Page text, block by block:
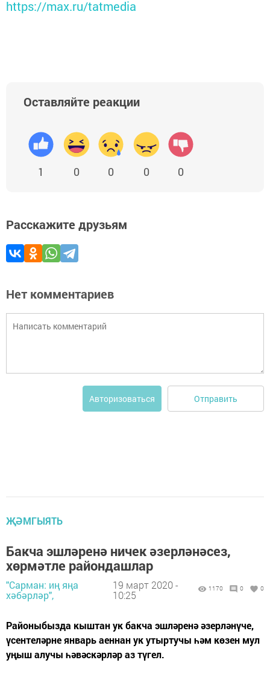
https://max.ru/tatmedia
Оставляйте реакции
1 0 0 0 0
Расскажите друзьям
Нет комментариев
Авторизоваться Отправить
ҖӘМГЫЯТЬ
Бакча эшләренә ничек әзерләнәсез,
хөрмәтле райондашлар
"Сарман: иң яңа
хәбәрләр",
19 март 2020 -
10:25
1170 0 0
Районыбызда кыштан ук бакча эшләренә әзерләнүче,
үсентеләрне январь аеннан ук утыртучы һәм көзен мул
уңыш алучы һәвәскәрләр аз түгел.